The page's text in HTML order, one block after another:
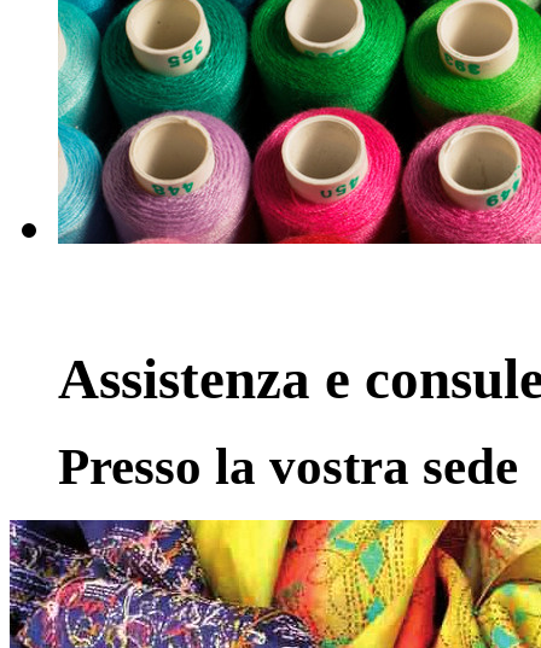
Assistenza e
Presso la vostra sede